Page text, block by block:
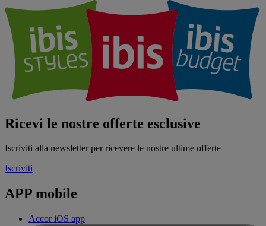
Ricevi le nostre offerte esclusive
Iscriviti alla newsletter per ricevere le nostre ultime offerte
Iscriviti
APP mobile
Accor iOS app